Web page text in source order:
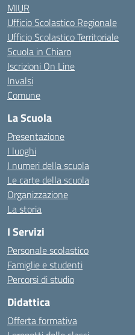
MIUR
Ufficio Scolastico Regionale
Ufficio Scolastico Territoriale
Scuola in Chiaro
Iscrizioni On Line
Invalsi
Comune
La Scuola
Presentazione
I luoghi
I numeri della scuola
Le carte della scuola
Organizzazione
La storia
I Servizi
Personale scolastico
Famiglie e studenti
Percorsi di studio
Didattica
Offerta formativa